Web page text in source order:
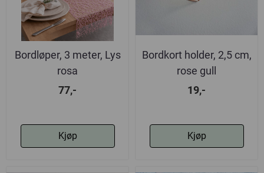
Bordløper, 3 meter, Lys
rosa
77,-
Kjøp
Bordkort holder, 2,5 cm,
rose gull
19,-
Kjøp